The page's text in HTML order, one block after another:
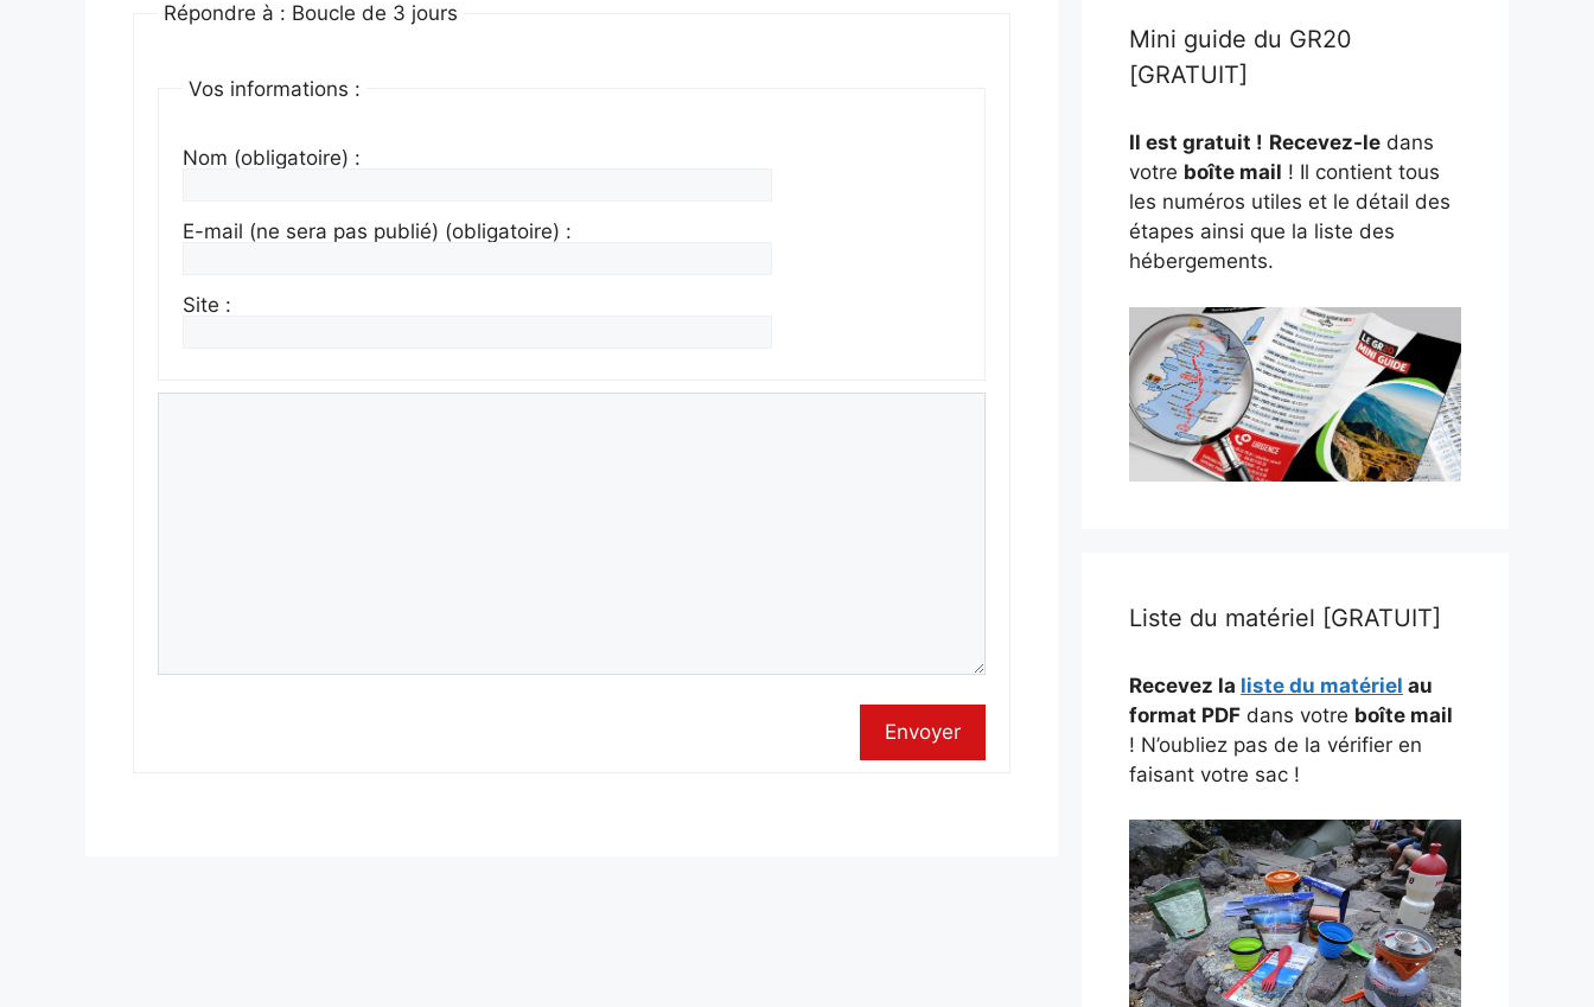
Répondre à : Boucle de 3 jours
Vos informations :
Nom (obligatoire) :
E-mail (ne sera pas publié) (obligatoire) :
Site :
Envoyer
Mini guide du GR20
[GRATUIT]
Il est gratuit ! Recevez-le dans
votre boîte mail ! Il contient tous
les numéros utiles et le détail des
étapes ainsi que la liste des
hébergements.
Liste du matériel [GRATUIT]
Recevez la liste du matériel au
format PDF dans votre boîte mail
! N’oubliez pas de la vérifier en
faisant votre sac !